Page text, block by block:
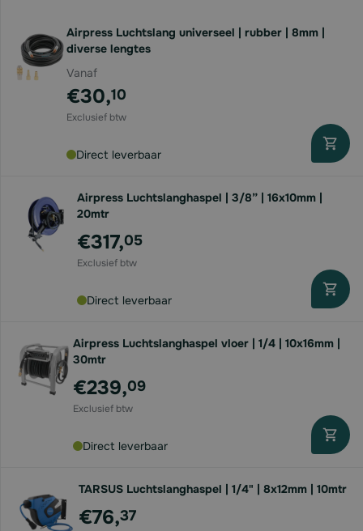
Airpress Luchtslang universeel | rubber | 8mm |
diverse lengtes
Vanaf
€30,10
Direct leverbaar
Airpress Luchtslanghaspel | 3/8” | 16x10mm |
20mtr
€317,05
Direct leverbaar
Airpress Luchtslanghaspel vloer | 1/4 | 10x16mm |
30mtr
€239,09
Direct leverbaar
TARSUS Luchtslanghaspel | 1/4" | 8x12mm | 10mtr
€76,37